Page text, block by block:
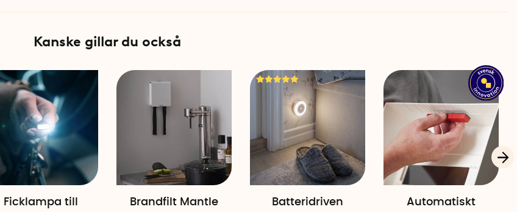
Belysning från två håll
LED-belysning finns på både på toppen och sidan av lampan. Toppljuset har en
ljusstryka på 55 lumen med en brinntid på 6-8 timmar. Sidoljuset med röreslesensor
har en ljustryka på 115 lumen och en brinntid på 2,5 timmar.
Smart laddning i vägguttaget
Genom den medföljande hållaren laddas lampan genom induktionsladdning direkt
i vägguttaget. När lampan sitter på plats hålls batteriet ständigt laddat, vilket
säkerställer att den alltid är redo att användas när behovet uppstår.
Specifikationer
Kanske gillar du också
Ficklampa till
Brandfilt Mantle
Batteridriven
Automatiskt